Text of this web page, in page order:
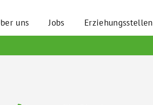
uns Jobs Erziehungsstellen